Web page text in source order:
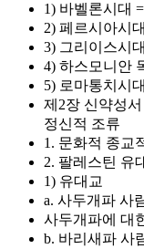
1) 바벨론시대
2) 페르시아시
3) 그리이스시
4) 하스모니안
5) 로마통치시
제2장 신약성
정신적 조류
1. 문화적 종교
2. 팔레스틴 유
1) 유대교
a. 사두개파 사
사두개파에 대
b. 바리새파 사